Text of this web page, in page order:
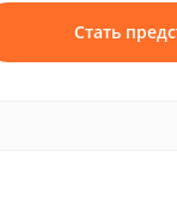
Стать